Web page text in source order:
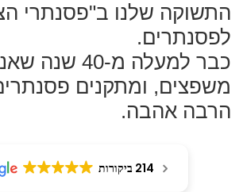
התשוקה שלנו ב"פסנתרי
לפסנתרים.
כבר למעלה מ-
משפצים, ומתקנים
הרבה אהבה.
214 ביקורות